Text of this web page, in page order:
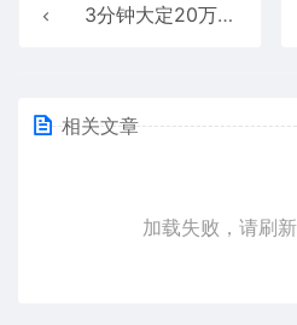
3分钟大定20万台、18小时锁单24万台：小米YU7卖爆了！10个月交付23.2万台
相关文章
加载失败，请刷